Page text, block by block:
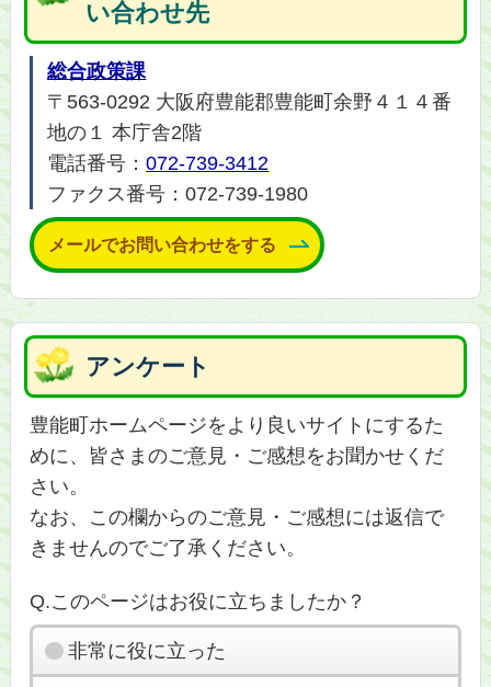
い合わせ先
総合政策課
〒563-0292 大阪府豊能郡豊能町余野４１４番
地の１ 本庁舎2階
電話番号：072-739-3412
ファクス番号：072-739-1980
メールでお問い合わせをする
アンケート
豊能町ホームページをより良いサイトにするた
めに、皆さまのご意見・ご感想をお聞かせくだ
さい。
なお、この欄からのご意見・ご感想には返信で
きませんのでご了承ください。
Q.このページはお役に立ちましたか？
非常に役に立った